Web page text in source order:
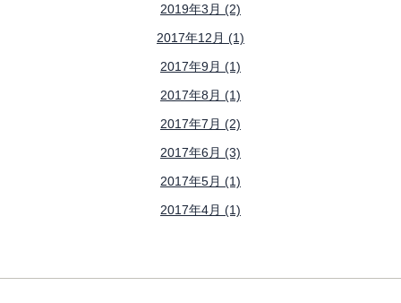
2019年3月 (2)
2017年12月 (1)
2017年9月 (1)
2017年8月 (1)
2017年7月 (2)
2017年6月 (3)
2017年5月 (1)
2017年4月 (1)